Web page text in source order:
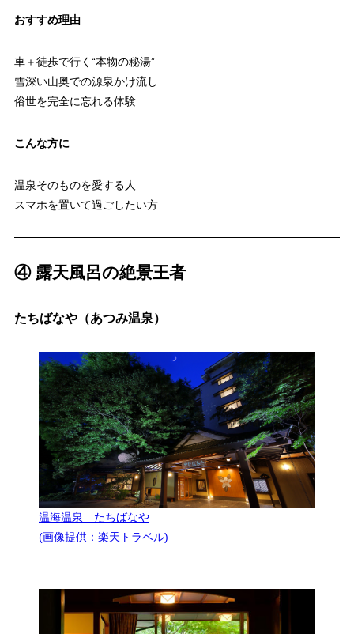
おすすめ理由
車＋徒歩で行く“本物の秘湯”
雪深い山奥での源泉かけ流し
俗世を完全に忘れる体験
こんな方に
温泉そのものを愛する人
スマホを置いて過ごしたい方
④ 露天風呂の絶景王者
たちばなや（あつみ温泉）
温海温泉 たちばなや
(画像提供：楽天トラベル)